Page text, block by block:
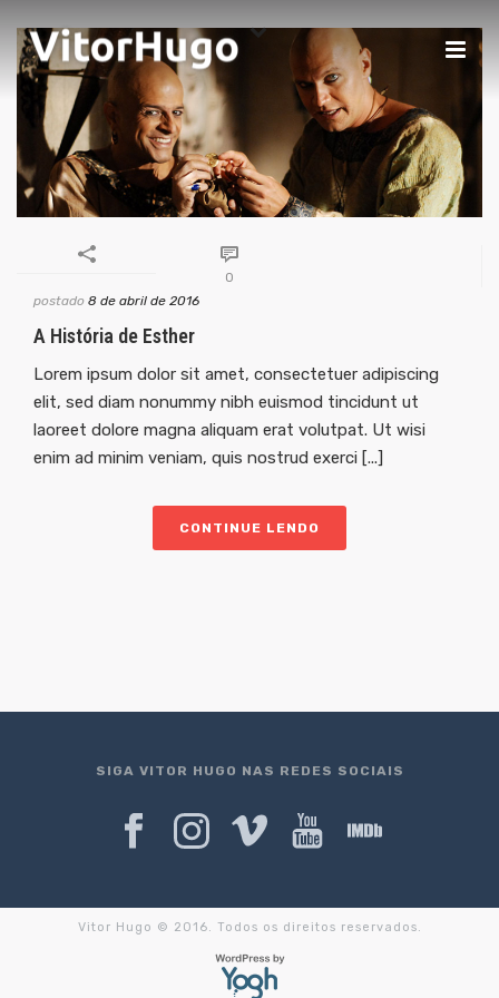
0
postado 8 de abril de 2016
A História de Esther
Lorem ipsum dolor sit amet, consectetuer adipiscing
elit, sed diam nonummy nibh euismod tincidunt ut
laoreet dolore magna aliquam erat volutpat. Ut wisi
enim ad minim veniam, quis nostrud exerci [...]
CONTINUE LENDO
SIGA VITOR HUGO NAS REDES SOCIAIS
Vitor Hugo © 2016. Todos os direitos reservados.